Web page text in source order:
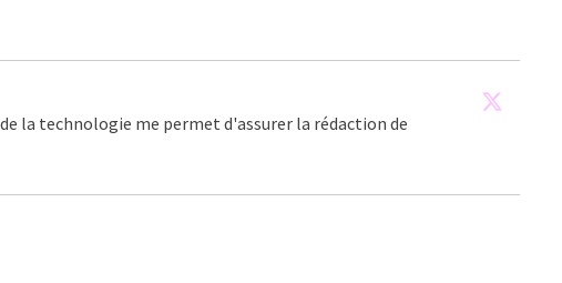
la technologie me permet d'assurer la rédaction de